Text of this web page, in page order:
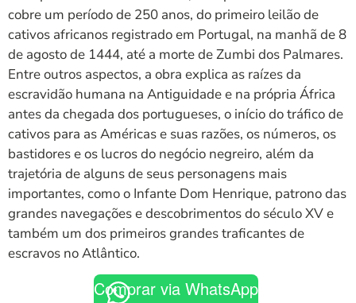
cobre um período de 250 anos, do primeiro leilão de
cativos africanos registrado em Portugal, na manhã de 8
de agosto de 1444, até a morte de Zumbi dos Palmares.
Entre outros aspectos, a obra explica as raízes da
escravidão humana na Antiguidade e na própria África
antes da chegada dos portugueses, o início do tráfico de
cativos para as Américas e suas razões, os números, os
bastidores e os lucros do negócio negreiro, além da
trajetória de alguns de seus personagens mais
importantes, como o Infante Dom Henrique, patrono das
grandes navegações e descobrimentos do século XV e
também um dos primeiros grandes traficantes de
escravos no Atlântico.
Comprar via WhatsApp